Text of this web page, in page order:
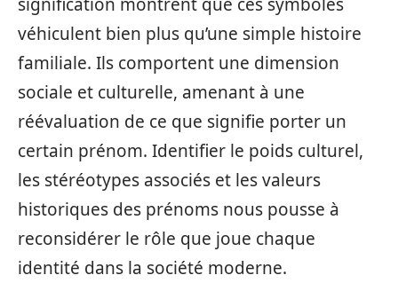
véhiculent bien plus qu’une simple histoire
familiale. Ils comportent une dimension
sociale et culturelle, amenant à une
réévaluation de ce que signifie porter un
certain prénom. Identifier le poids culturel,
les stéréotypes associés et les valeurs
historiques des prénoms nous pousse à
reconsidérer le rôle que joue chaque
identité dans la société moderne.